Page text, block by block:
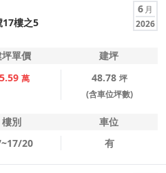
17樓之5
6 月
2026
單價
建坪
萬 48.78 坪
(含車位坪數)
樓別
車位
20 有